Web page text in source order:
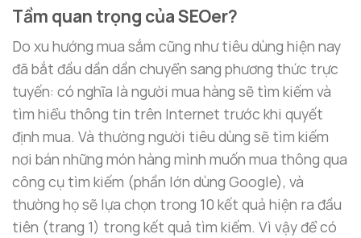
Tầm quan trọng của SEOer?
Do xu hướng mua sắm cũng như tiêu dùng hiện nay
đã bắt đầu dần dần chuyển sang phương thức trực
tuyến: có nghĩa là người mua hàng sẽ tìm kiếm và
tìm hiểu thông tin trên Internet trước khi quyết
định mua. Và thường người tiêu dùng sẽ tìm kiếm
nơi bán những món hàng mình muốn mua thông qua
công cụ tìm kiếm (phần lớn dùng Google), và
thường họ sẽ lựa chọn trong 10 kết quả hiện ra đầu
tiên (trang 1) trong kết quả tìm kiếm. Vì vậy để có